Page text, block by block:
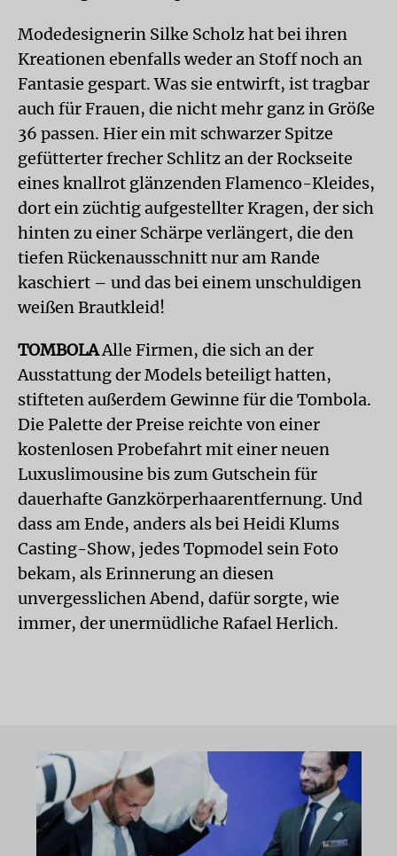
Modedesignerin Silke Scholz hat bei ihren
Kreationen ebenfalls weder an Stoff noch an
Fantasie gespart. Was sie entwirft, ist tragbar
auch für Frauen, die nicht mehr ganz in Größe
36 passen. Hier ein mit schwarzer Spitze
gefütterter frecher Schlitz an der Rockseite
eines knallrot glänzenden Flamenco-Kleides,
dort ein züchtig aufgestellter Kragen, der sich
hinten zu einer Schärpe verlängert, die den
tiefen Rückenausschnitt nur am Rande
kaschiert – und das bei einem unschuldigen
weißen Brautkleid!
TOMBOLAAlle Firmen, die sich an der
Ausstattung der Models beteiligt hatten,
stifteten außerdem Gewinne für die Tombola.
Die Palette der Preise reichte von einer
kostenlosen Probefahrt mit einer neuen
Luxuslimousine bis zum Gutschein für
dauerhafte Ganzkörperhaarentfernung. Und
dass am Ende, anders als bei Heidi Klums
Casting-Show, jedes Topmodel sein Foto
bekam, als Erinnerung an diesen
unvergesslichen Abend, dafür sorgte, wie
immer, der unermüdliche Rafael Herlich.